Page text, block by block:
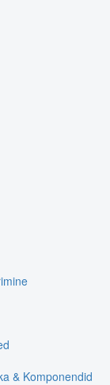
& Komponendid